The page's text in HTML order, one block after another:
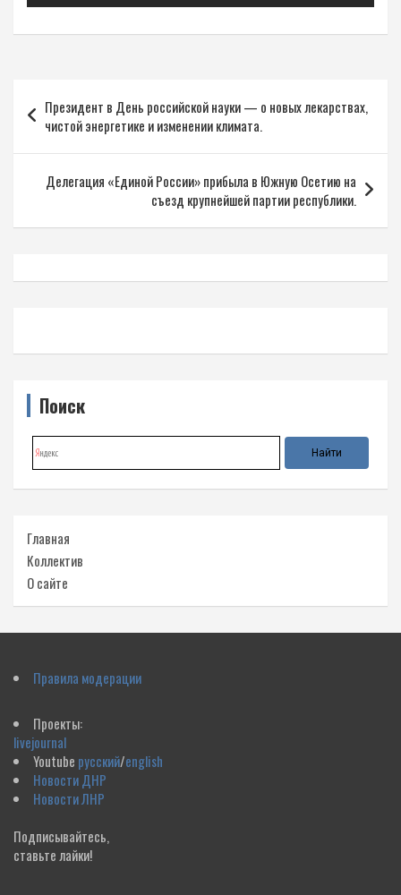
по
записям
Президент в День российской науки — о новых лекарствах,
чистой энергетике и изменении климата.
Делегация «Единой России» прибыла в Южную Осетию на
съезд крупнейшей партии республики.
Поиск
Главная
Коллектив
О сайте
Правила модерации
Проекты:
livejournal
Youtube русский/english
Новости ДНР
Новости ЛНР
Подписывайтесь,
ставьте лайки!